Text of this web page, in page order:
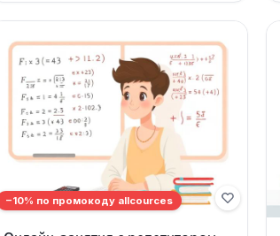
−10% по промокоду allcources